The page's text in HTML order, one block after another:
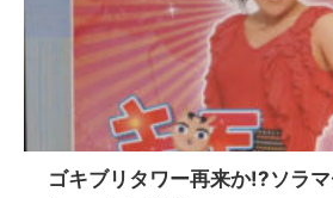
ゴキブリタワー再来か!?ソラ